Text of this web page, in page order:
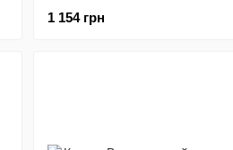
1 154 грн